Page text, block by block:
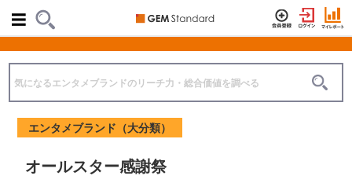
エンタメブランド（大分類）
オールスター感謝祭